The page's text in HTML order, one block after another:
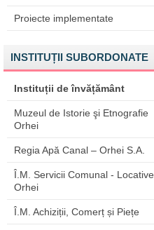
Proiecte implementate
INSTITUȚII SUBORDONATE
Instituții de învățământ
Muzeul de Istorie şi Etnografie
Orhei
Regia Apă Canal – Orhei S.A.
Î.M. Servicii Comunal - Locative
Orhei
Î.M. Achiziții, Comerț și Piețe